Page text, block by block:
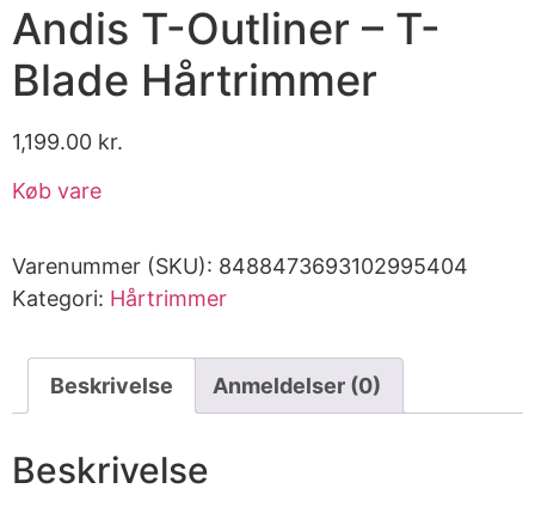
Andis T-Outliner – T-
Blade Hårtrimmer
1,199.00 kr.
Køb vare
Varenummer (SKU): 8488473693102995404
Kategori: Hårtrimmer
Beskrivelse Anmeldelser (0)
Beskrivelse